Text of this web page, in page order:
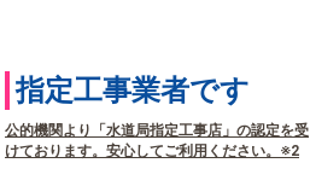
指定工事業者です
公的機関より「水道局指定工事店」の認定を受
けております。安心してご利用ください。※2